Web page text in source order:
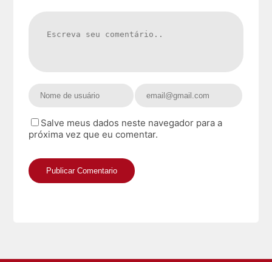
Salve meus dados neste navegador para a
próxima vez que eu comentar.